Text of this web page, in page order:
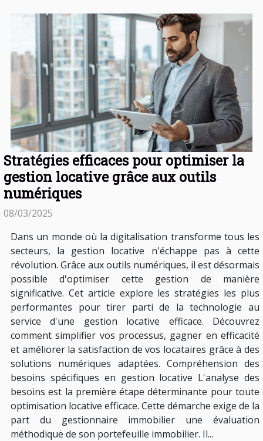
Stratégies efficaces pour optimiser la
gestion locative grâce aux outils
numériques
08/03/2025
Dans un monde où la digitalisation transforme tous les
secteurs, la gestion locative n'échappe pas à cette
révolution. Grâce aux outils numériques, il est désormais
possible d'optimiser cette gestion de manière
significative. Cet article explore les stratégies les plus
performantes pour tirer parti de la technologie au
service d'une gestion locative efficace. Découvrez
comment simplifier vos processus, gagner en efficacité
et améliorer la satisfaction de vos locataires grâce à des
solutions numériques adaptées. Compréhension des
besoins spécifiques en gestion locative L'analyse des
besoins est la première étape déterminante pour toute
optimisation locative efficace. Cette démarche exige de la
part du gestionnaire immobilier une évaluation
méthodique de son portefeuille immobilier. Il...